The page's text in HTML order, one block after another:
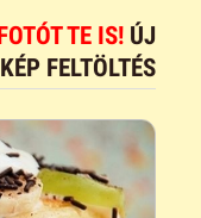
TE IS! ÚJ
KÉP FELTÖLTÉS